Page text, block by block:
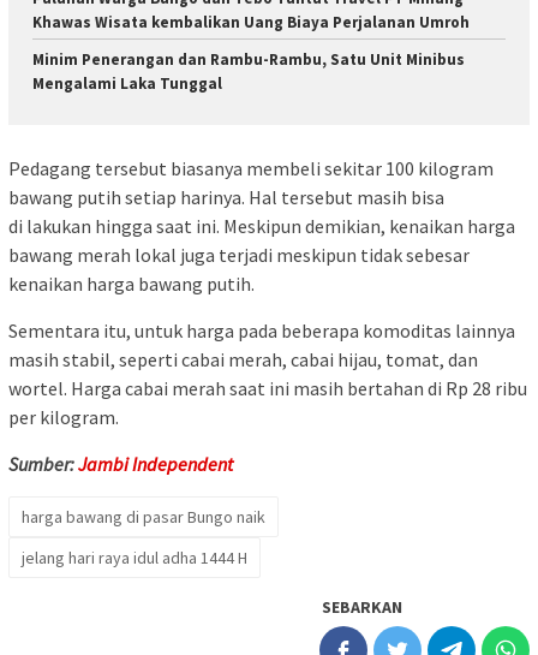
Khawas Wisata kembalikan Uang Biaya Perjalanan Umroh
Minim Penerangan dan Rambu-Rambu, Satu Unit Minibus
Mengalami Laka Tunggal
Pedagang tersebut biasanya membeli sekitar 100 kilogram
bawang putih setiap harinya. Hal tersebut masih bisa
di lakukan hingga saat ini. Meskipun demikian, kenaikan harga
bawang merah lokal juga terjadi meskipun tidak sebesar
kenaikan harga bawang putih.
Sementara itu, untuk harga pada beberapa komoditas lainnya
masih stabil, seperti cabai merah, cabai hijau, tomat, dan
wortel. Harga cabai merah saat ini masih bertahan di Rp 28 ribu
per kilogram.
Sumber:Jambi Independent
harga bawang di pasar Bungo naik
jelang hari raya idul adha 1444 H
SEBARKAN